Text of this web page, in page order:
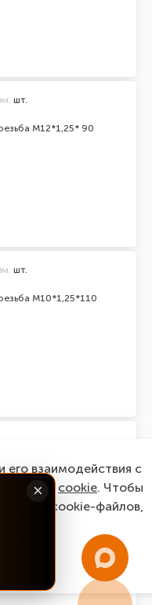
M12*1,25* 90
шт.
M10*1,25*110
шт.
M10*1,25*100
×
его взаимодействия с
файлы cookie. Чтобы
cookie-файлов,